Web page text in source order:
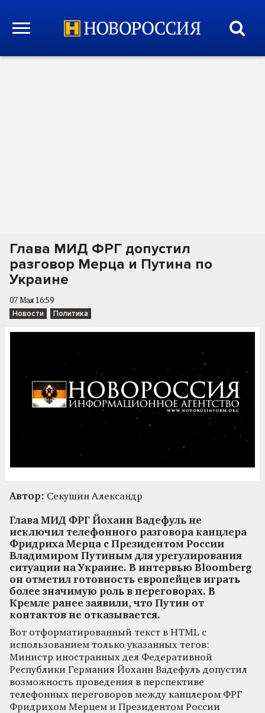
Глава МИД ФРГ допустил
разговор Мерца и Путина по
Украине
07 Мая 16:59
Новости Политика
Автор: Секушин Александр
Глава МИД ФРГ Йоханн Вадефуль не
исключил телефонного разговора канцлера
Фридриха Мерца с Президентом России
Владимиром Путиным для урегулирования
ситуации на Украине. В интервью Bloomberg
он отметил готовность европейцев играть
более значимую роль в переговорах. В
Кремле ранее заявили, что Путин от
контактов не отказывается.
Вот отформатированный текст в HTML с
использованием только указанных тегов:
Министр иностранных дел Федеративной
Республики Германия Йоханн Вадефуль допустил
возможность проведения в перспективе
телефонных переговоров между канцлером ФРГ
Фридрихом Мерцем и Президентом России